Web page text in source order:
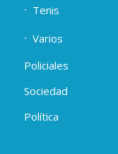
Tenis
Varios
Policiales
Sociedad
Política